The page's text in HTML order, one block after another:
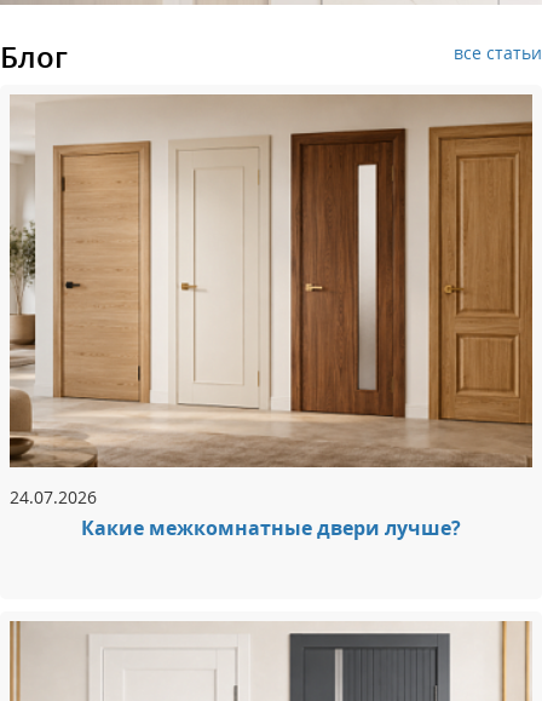
Блог все статьи
24.07.2026
Какие межкомнатные двери лучше?